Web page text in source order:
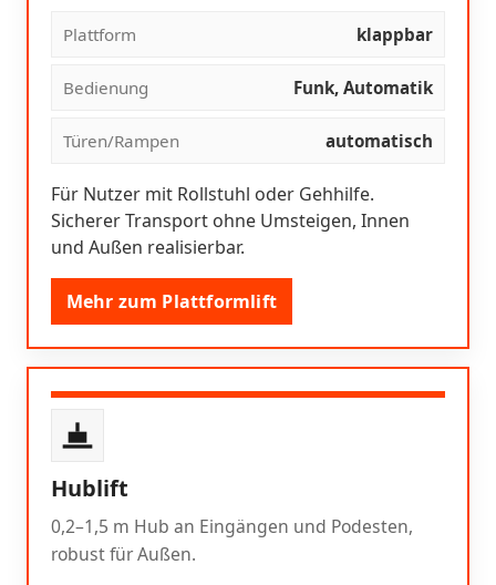
Plattform klappbar
Bedienung Funk, Automatik
Türen/Rampen automatisch
Für Nutzer mit Rollstuhl oder Gehhilfe.
Sicherer Transport ohne Umsteigen, Innen
und Außen realisierbar.
Mehr zum Plattformlift
Hublift
0,2–1,5 m Hub an Eingängen und Podesten,
robust für Außen.